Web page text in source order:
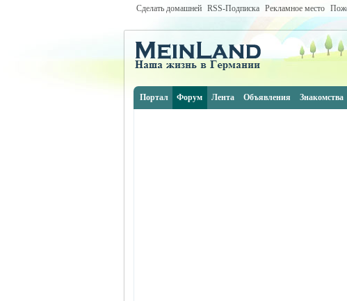
Сделать домашней RSS-Подписка Рекламное место
Портал Форум Лента Объявления Знакомства